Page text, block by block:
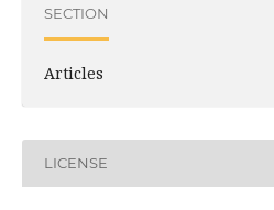
SECTION
Articles
LICENSE